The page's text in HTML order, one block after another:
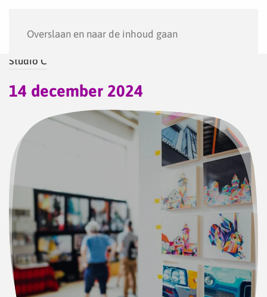
Overslaan en naar de inhoud gaan
Studio C
14 december 2024